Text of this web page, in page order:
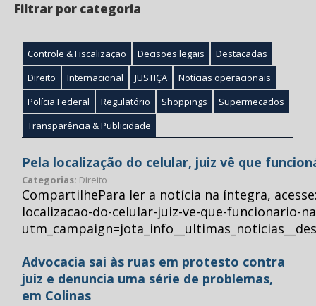
Filtrar por categoria
Controle & Fiscalização Decisões legais
Destacadas
Direito
Internacional JUSTIÇA
Notícias operacionais
Polícia Federal
Regulatório Shoppings
Supermecados
Transparência & Publicidade
Pela localização do celular, juiz vê que
Categorias: Direito
CompartilhePara ler a notícia na íntegra,
localizacao-do-celular-juiz-ve-que-funcionario-
Advocacia sai às ruas em protesto contra
juiz e denuncia uma série de problemas,
em Colinas